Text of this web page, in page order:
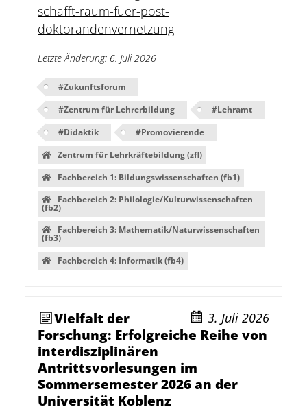
schafft-raum-fuer-post-
doktorandenvernetzung
Letzte Änderung: 6. Juli 2026
#Zukunftsforum
#Zentrum für Lehrerbildung #Lehramt
#Didaktik #Promovierende
Zentrum für Lehrkräftebildung (zfl)
Fachbereich 1: Bildungswissenschaften (fb1)
Fachbereich 2: Philologie/Kulturwissenschaften
(fb2)
Fachbereich 3: Mathematik/Naturwissenschaften
(fb3)
Fachbereich 4: Informatik (fb4)
3. Juli 2026
Vielfalt der
Forschung: Erfolgreiche Reihe von
interdisziplinären
Antrittsvorlesungen im
Sommersemester 2026 an der
Universität Koblenz